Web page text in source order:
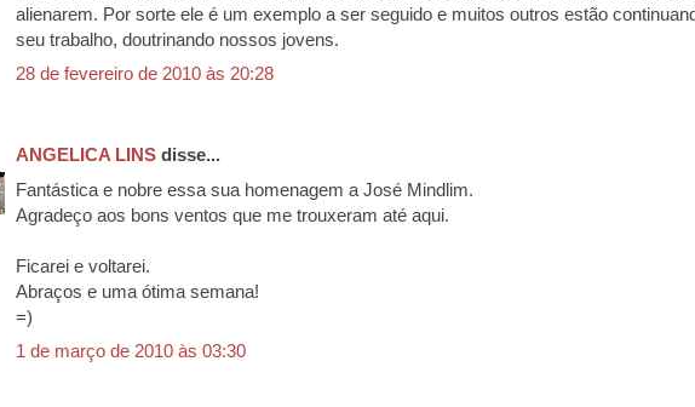
alienarem. Por sorte ele é um exemplo a ser seguido e muitos outros estão
seu trabalho, doutrinando nossos jovens.
28 de fevereiro de 2010 às 20:28
ANGELICA LINS disse...
Fantástica e nobre essa sua homenagem a José Mindlim.
Agradeço aos bons ventos que me trouxeram até aqui.
Ficarei e voltarei.
Abraços e uma ótima semana!
=)
1 de março de 2010 às 03:30